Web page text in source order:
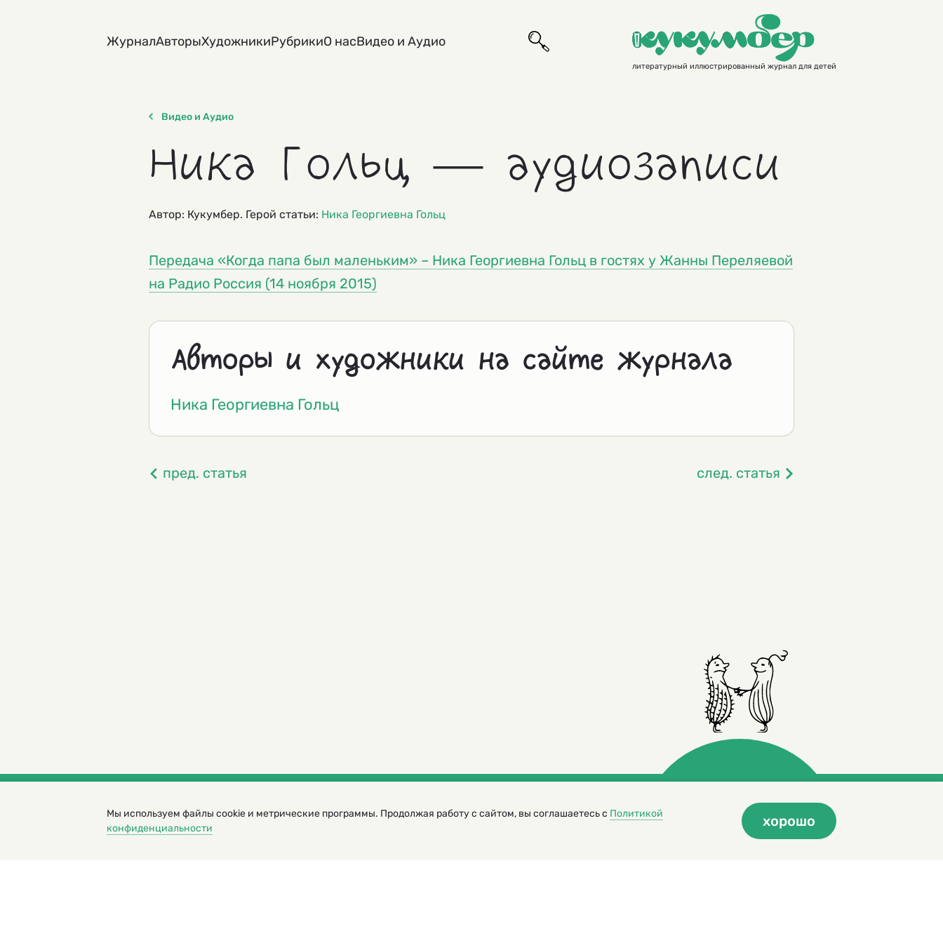
ЖурналАвторыХудожникиРубрикиО насВидео и Аудио
литературный иллюстрированный журнал для детей
Видео и Аудио
Ника Гольц — аудиозаписи
Автор: Кукумбер. Герой статьи: Ника Георгиевна Гольц
Передача «Когда папа был маленьким» – Ника Георгиевна Гольц в гостях у Жанны Переляевой
на Радио Россия (14 ноября 2015)
Авторы и художники на сайте журнала
Ника Георгиевна Гольц
пред. статья след. статья
© 2000 – 2026. Кукумбер. Литературный иллюстрированный журнал для детей
Копирование материалов возможно только с разрешения редакторов сайта
Мы используем файлы cookie и метрические программы. Продолжая работу с сайтом, вы соглашаетесь с Политикой
конфиденциальности
хорошо